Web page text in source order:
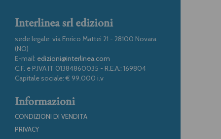
Interlinea srl edizioni
sede legale: via Enrico Mattei 21 - 28100 Novara
(NO)
E-mail: edizioni@interlinea.com
C.F. e P.IVA IT 01384860035 - R.E.A.: 169804
Capitale sociale: € 99.000 i.v
Informazioni
CONDIZIONI DI VENDITA
PRIVACY